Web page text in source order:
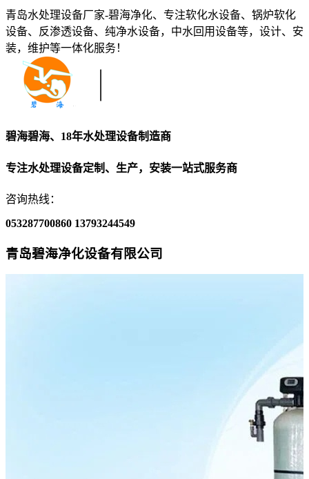
青岛水处理设备厂家-碧海净化、专注软化水设备、锅炉软化
设备、反渗透设备、纯净水设备，中水回用设备等，设计、安
装，维护等一体化服务！
碧海碧海、18年水处理设备制造商
专注水处理设备定制、生产，安装一站式服务商
咨询热线：
053287700860 13793244549
青岛碧海净化设备有限公司